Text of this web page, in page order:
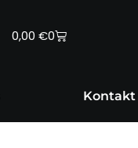
0,00 €0
Warenkorb
Kontakt